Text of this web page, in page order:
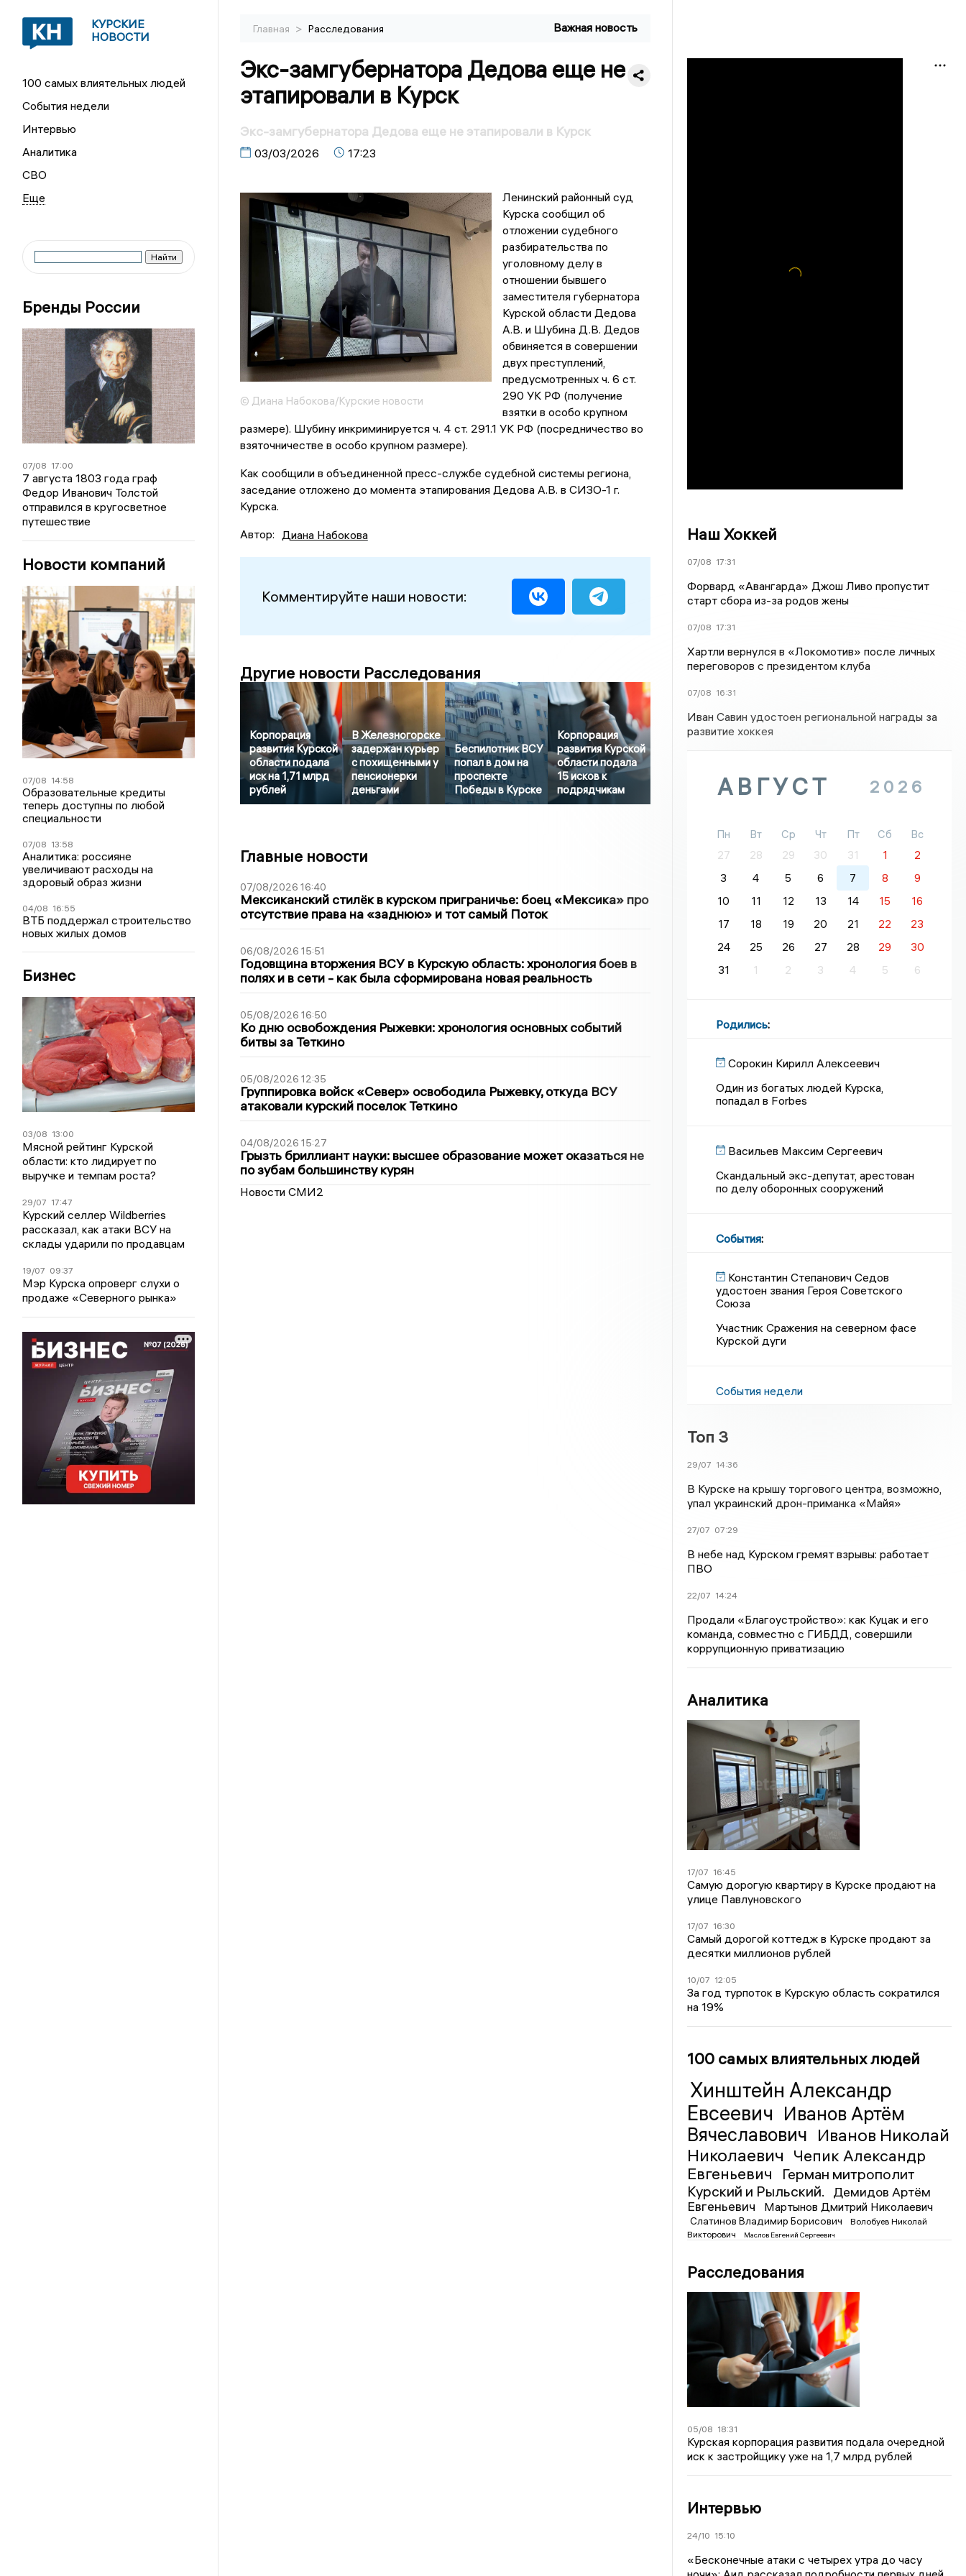
КУРСКИЕ
НОВОСТИ
100 самых влиятельных людей
События недели
Интервью
Аналитика
СВО
Бренды России
07/08 17:00
7 августа 1803 года граф
Федор Иванович Толстой
отправился в кругосветное
путешествие
Новости компаний
07/08 14:58
Образовательные кредиты
теперь доступны по любой
специальности
07/08 13:58
Аналитика: россияне
увеличивают расходы на
здоровый образ жизни
04/08 16:55
ВТБ поддержал строительство
новых жилых домов
Бизнес
03/08 13:00
Мясной рейтинг Курской
области: кто лидирует по
выручке и темпам роста?
29/07 17:47
Курский селлер Wildberries
рассказал, как атаки ВСУ на
склады ударили по продавцам
19/07 09:37
Мэр Курска опроверг слухи о
продаже «Северного рынка»
Главная > Расследования Важная новость
Экс-замгубернатора Дедова еще не
этапировали в Курск
Экс-замгубернатора Дедова еще не этапировали в Курск
03/03/2026 17:23
© Диана Набокова/Курские новости
Ленинский районный суд
Курска сообщил об
отложении судебного
разбирательства по
уголовному делу в
отношении бывшего
заместителя губернатора
Курской области Дедова
А.В. и Шубина Д.В. Дедов
обвиняется в совершении
двух преступлений,
предусмотренных ч. 6 ст.
290 УК РФ (получение
взятки в особо крупном
размере). Шубину инкриминируется ч. 4 ст. 291.1 УК РФ (посредничество во
взяточничестве в особо крупном размере).
Как сообщили в объединенной пресс-службе судебной системы региона,
заседание отложено до момента этапирования Дедова А.В. в СИЗО-1 г.
Курска.
Автор: Диана Набокова
Комментируйте наши новости:
Другие новости Расследования
Корпорация
развития Курской
области подала
иск на 1,71 млрд
рублей
В Железногорске
задержан курьер
с похищенными у
пенсионерки
деньгами
Беспилотник ВСУ
попал в дом на
проспекте
Победы в Курске
Корпорация
развития Курской
области подала
15 исков к
подрядчикам
Главные новости
07/08/2026 16:40
Мексиканский стилёк в курском приграничье: боец «Мексика» про
отсутствие права на «заднюю» и тот самый Поток
06/08/2026 15:51
Годовщина вторжения ВСУ в Курскую область: хронология боев в
полях и в сети - как была сформирована новая реальность
05/08/2026 16:50
Ко дню освобождения Рыжевки: хронология основных событий
битвы за Теткино
05/08/2026 12:35
Группировка войск «Север» освободила Рыжевку, откуда ВСУ
атаковали курский поселок Теткино
04/08/2026 15:27
Грызть бриллиант науки: высшее образование может оказаться не
по зубам большинству курян
Новости СМИ2
Наш Хоккей
07/08 17:31
Форвард «Авангарда» Джош Ливо пропустит
старт сбора из-за родов жены
07/08 17:31
Хартли вернулся в «Локомотив» после личных
переговоров с президентом клуба
07/08 16:31
Иван Савин удостоен региональной награды за
развитие хоккея
АВГУСТ 2026
Пн Вт Ср Чт Пт Сб
Вс
27
28 29 30 31 1
2
3
4 5 6 7 8
9
10
11 12 13 14 15
16
17
18 19 20 21 22
23
24
25 26 27 28 29
30
31
1 2 3 4 5 6
Родились:
Сорокин Кирилл Алексеевич
Один из богатых людей Курска,
попадал в Forbes
Васильев Максим Сергеевич
Скандальный экс-депутат, арестован
по делу оборонных сооружений
События:
Константин Степанович Седов
удостоен звания Героя Советского
Союза
Участник Сражения на северном фасе
Курской дуги
События недели
Топ 3
29/07 14:36
В Курске на крышу торгового центра, возможно,
упал украинский дрон-приманка «Майя»
27/07 07:29
В небе над Курском гремят взрывы: работает
ПВО
22/07 14:24
Продали «Благоустройство»: как Куцак и его
команда, совместно с ГИБДД, совершили
коррупционную приватизацию
Аналитика
17/07 16:45
Самую дорогую квартиру в Курске продают на
улице Павлуновского
17/07 16:30
Самый дорогой коттедж в Курске продают за
десятки миллионов рублей
10/07 12:05
За год турпоток в Курскую область сократился
на 19%
100 самых влиятельных людей
Хинштейн Александр
Евсеевич Иванов Артём
Вячеславович Иванов Николай
Николаевич Чепик Александр
Евгеньевич
Герман митрополит
Курский и Рыльский.
Демидов Артём
Евгеньевич
Мартынов Дмитрий Николаевич
Слатинов Владимир Борисович
Волобуев Николай
Викторович
Маслов Евгений Сергеевич
Расследования
05/08 18:31
Курская корпорация развития подала очередной
иск к застройщику уже на 1,7 млрд рублей
Интервью
24/10 15:10
«Бесконечные атаки с четырех утра до часу